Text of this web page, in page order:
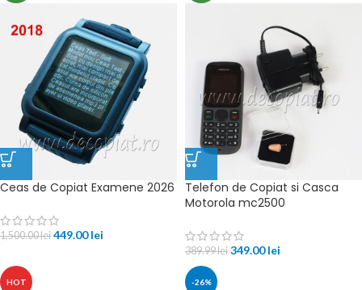
Ceas de Copiat Examene 2026
1,500.00lei 449.00lei
Telefon de Copiat si Casca
Motorola mc2500
389.99lei 349.00lei
HOT -26%